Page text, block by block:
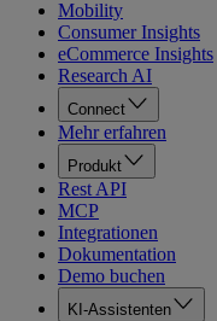
Mobility
Consumer Insights
eCommerce Insights
Research AI
Connect
Mehr erfahren
Produkt
Rest API
MCP
Integrationen
Dokumentation
Demo buchen
KI-Assistenten